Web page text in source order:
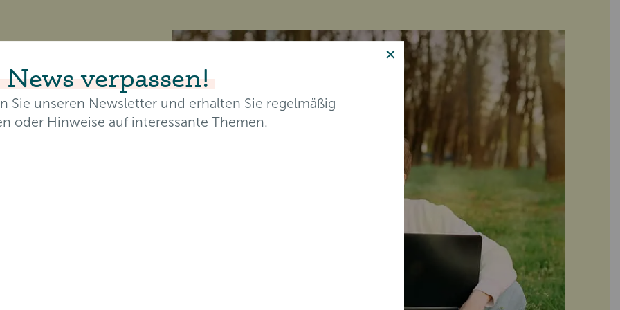
Video-
und von
✕
verpassen!
Sie unseren Newsletter und erhalten Sie regelmäßig
oder Hinweise auf interessante Themen.